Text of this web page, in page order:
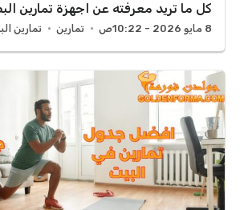
كل ما تريد معرفته عن اجهزة تمارين
8 مايو 2026 - 10:22ص تمارين تمارين